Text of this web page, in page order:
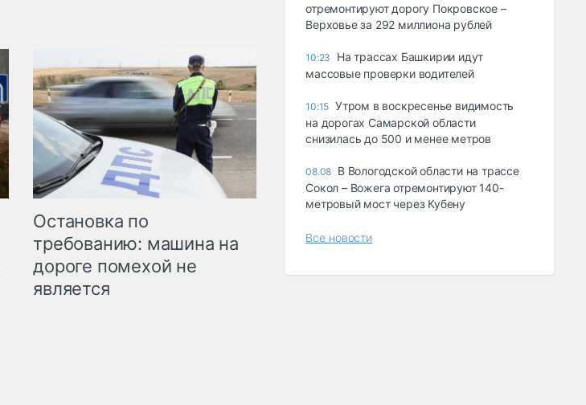
Остановка по
требованию: машина на
дороге помехой не
является
отремонтируют дорогу Покровское –
Верховье за 292 миллиона рублей
10:23
На трассах Башкирии идут
массовые проверки водителей
10:15 Утром в воскресенье видимость
на дорогах Самарской области
снизилась до 500 и менее метров
08.08 В Вологодской области на трассе
Сокол – Вожега отремонтируют 140-
метровый мост через Кубену
Все новости